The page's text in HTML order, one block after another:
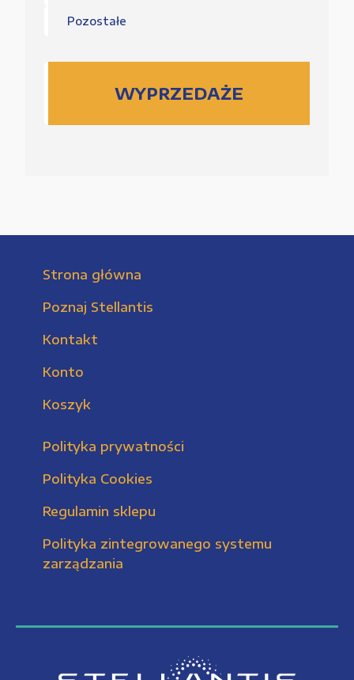
Pozostałe
WYPRZEDAŻE
Strona główna
Poznaj Stellantis
Kontakt
Konto
Koszyk
Polityka prywatności
Polityka Cookies
Regulamin sklepu
Polityka zintegrowanego systemu
zarządzania